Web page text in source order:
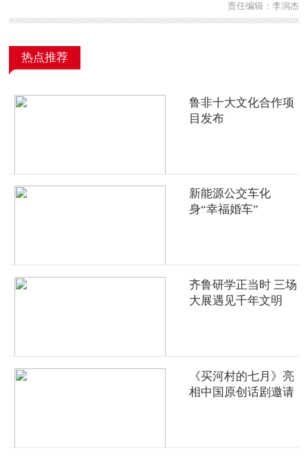
责任编辑：李润杰
热点推荐
鲁非十大文化合作项
目发布
新能源公交车化
身“幸福婚车”
齐鲁研学正当时 三场
大展遇见千年文明
《买河村的七月》亮
相中国原创话剧邀请